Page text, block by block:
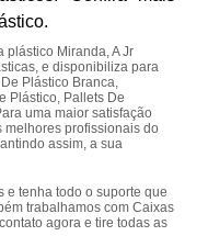
plástico Miranda, A Jr
e disponibiliza para
Plástico Branca,
Plástico, Pallets De
uma maior satisfação
melhores profissionais do
assim, a sua
e tenha todo o suporte que
trabalhamos com Caixas
agora e tire todas as